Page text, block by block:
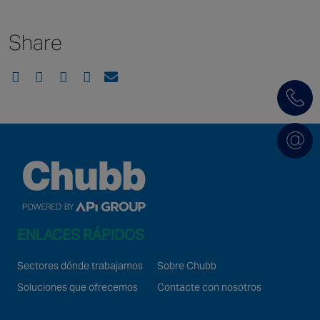
New Zealand
Singapore
Austria
France
Germany
Ireland
Spain
Netherlands
United Kingdom
Switzerland
Share
ENLACES RÁPIDOS
Sectores dónde trabajamos
Soluciones que ofrecemos
Sobre Chubb
Contacte con nosotros